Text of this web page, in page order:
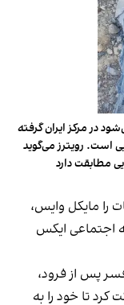
در مرکز ایران گرفته
است. رویترز می‌گوید
را مایکل وایس،
اجتماعی ایکس
پس از فرود،
کرد تا خود را به